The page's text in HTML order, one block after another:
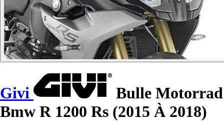
Givi
Bulle Motorrad
Bmw R 1200 Rs (2015 À 2018)